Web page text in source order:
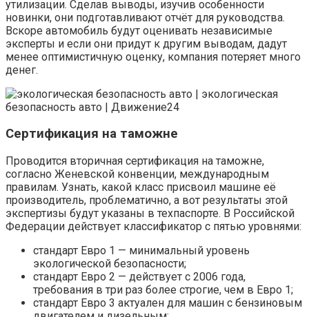
утилизации. Сделав выводы, изучив особенности
новинки, они подготавливают отчёт для руководства.
Вскоре автомобиль будут оценивать независимые
эксперты и если они придут к другим выводам, дадут
менее оптимистичную оценку, компания потеряет много
денег.
Сертификация на таможне
Проводится вторичная сертификация на таможне,
согласно Женевской конвенции, международным
правилам. Узнать, какой класс присвоил машине её
производитель, проблематично, а вот результаты этой
экспертизы будут указаны в техпаспорте. В Российской
Федерации действует классификатор с пятью уровнями:
стандарт Евро 1 — минимальный уровень
экологической безопасности;
стандарт Евро 2 — действует с 2006 года,
требования в три раз более строгие, чем в Евро 1;
стандарт Евро 3 актуален для машин с бензиновым